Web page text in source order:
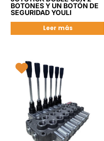
BOTONES Y UN BOTÓN DE
SEGURIDAD YOULI
Leer más